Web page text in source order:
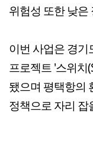
위험성 또한 낮은
이번 사업은 경기
프로젝트 '스위치
됐으며 평택항의
정책으로 자리 잡